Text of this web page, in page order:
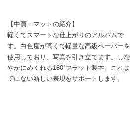
【中頁：マットの紹介】
軽くてスマートな仕上がりのアルバムで
す。白色度が高くて軽量な高級ペーパーを
使用しており、写真を引き立てます。しな
やかにめくれる180°フラット製本。これま
でにない新しい表現をサポートします。